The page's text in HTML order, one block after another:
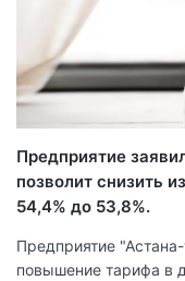
Предприятие
позволит снизить
54,4% до 53,8%.
Предприятие
повышение тарифа в